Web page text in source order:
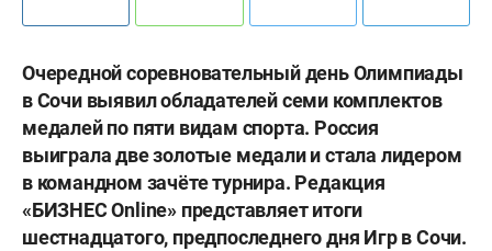
Очередной соревновательный день Олимпиады
в Сочи выявил обладателей семи комплектов
медалей по пяти видам спорта. Россия
выиграла две золотые медали и стала лидером
в командном зачёте турнира. Редакция
«БИЗНЕС Online» представляет итоги
шестнадцатого, предпоследнего дня Игр в Сочи.